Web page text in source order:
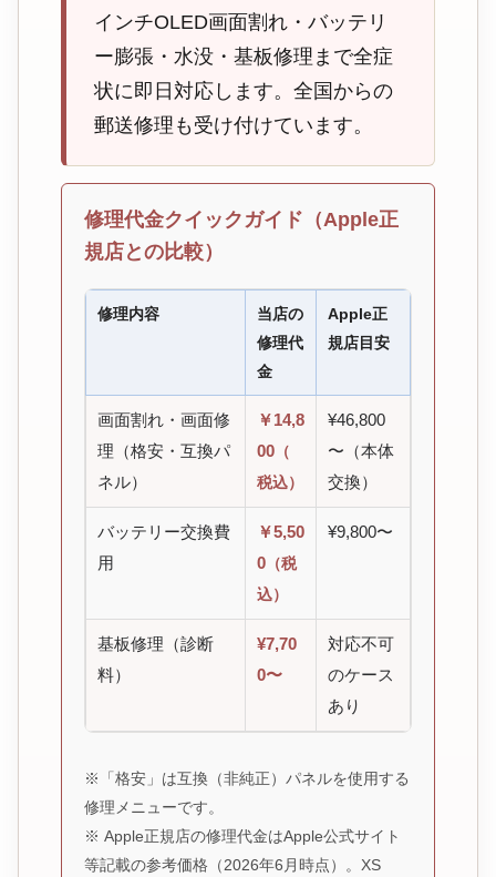
インチOLED画面割れ・バッテリ
ー膨張・水没・基板修理まで全症
状に即日対応します。全国からの
郵送修理も受け付けています。
修理代金クイックガイド（Apple正
規店との比較）
修理内容
当店の
修理代
金
Apple正
規店目安
画面割れ・画面修
理（格安・互換パ
ネル）
￥14,8
00 （
税込）
¥46,800
〜（本体
交換）
バッテリー交換費
用
￥5,50
0 （税
込）
¥9,800〜
基板修理（診断
料）
¥7,70
0〜
対応不可
のケース
あり
※「格安」は互換（非純正）パネルを使用する
修理メニューです。
※ Apple正規店の修理代金はApple公式サイト
等記載の参考価格（2026年6月時点）。XS